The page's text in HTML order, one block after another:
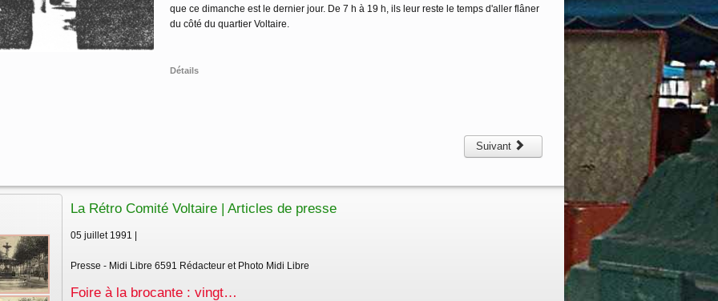
que ce dimanche est le dernier jour. De 7 h à 19 h, ils leur reste le temps d'aller flâner
du côté du quartier Voltaire.
Détails
Suivant
La Rétro Comité Voltaire | Articles de presse
05 juillet 1991 |
Presse - Midi Libre 6591 Rédacteur et Photo Midi Libre
Foire à la brocante : vingt…